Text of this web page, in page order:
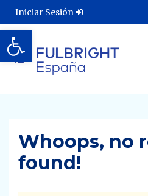
Abrir barra de herramientas
Iniciar Sesión
Whoops, no
found!